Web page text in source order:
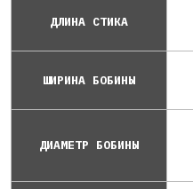
ДЛИНА СТИКА
ШИРИНА БОБИНЫ
ДИАМЕТР БОБИНЫ